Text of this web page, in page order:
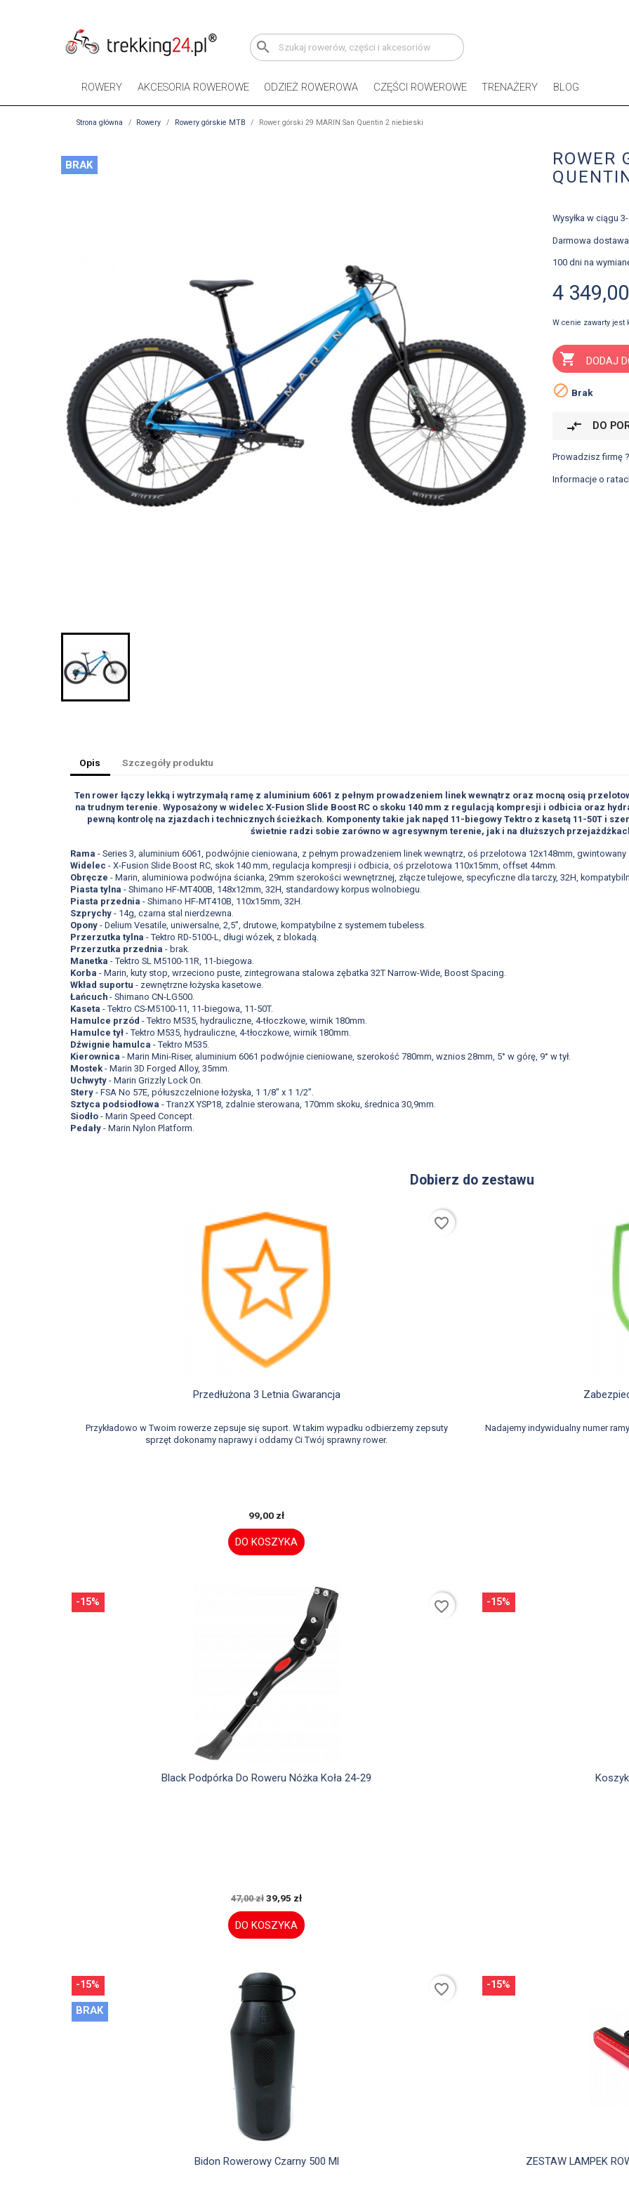
search
ROWERY AKCESORIA ROWEROWE ODZIEŻ ROWEROWA CZĘŚCI ROWEROWE TRENAŻERY BLOG
Strona główna Rowery Rowery górskie MTB Rower górski 29 MARIN San Quentin 2 niebieski
BRAK
ROWER
Wysyłka w ciągu
Darmowa
100 dni na
4
W cenie zawarty jest
 DODAJ
 Brak
compare_arrows DO
Prowadzisz firmę
Informacje o
Opis Szczegóły produktu
Ten rower łączy lekką i wytrzymałą ramę z aluminium 6061 z pełnym prowadzeniem linek wewnątrz oraz mocną osią
na trudnym terenie. Wyposażony w widelec X-Fusion Slide Boost RC o skoku 140 mm z regulacją kompresji i odbicia oraz
pewną kontrolę na zjazdach i technicznych ścieżkach. Komponenty takie jak napęd 11-biegowy Tektro z kasetą 11-50T i
świetnie radzi sobie zarówno w agresywnym terenie, jak i na dłuższych
Rama - Series 3, aluminium 6061, podwójnie cieniowana, z pełnym prowadzeniem linek wewnątrz, oś przelotowa 12x148mm, gwintowany
Widelec - X-Fusion Slide Boost RC, skok 140 mm, regulacja kompresji i odbicia, oś przelotowa 110x15mm, offset 44mm.
Obręcze - Marin, aluminiowa podwójna ścianka, 29mm szerokości wewnętrznej, złącze tulejowe, specyficzne dla tarczy, 32H,
Piasta tylna - Shimano HF-MT400B, 148x12mm, 32H, standardowy korpus wolnobiegu.
Piasta przednia - Shimano HF-MT410B, 110x15mm, 32H.
Szprychy- 14g, czarna stal nierdzewna.
Opony- Delium Vesatile, uniwersalne, 2,5”, drutowe, kompatybilne z systemem tubeless.
Przerzutka tylna - Tektro RD-5100-L, długi wózek, z blokadą.
Przerzutka przednia - brak.
Manetka - Tektro SL M5100-11R, 11-biegowa.
Korba - Marin, kuty stop, wrzeciono puste, zintegrowana stalowa zębatka 32T Narrow-Wide, Boost Spacing.
Wkład suportu - zewnętrzne łożyska kasetowe.
Łańcuch- Shimano CN-LG500.
Kaseta - Tektro CS-M5100-11, 11-biegowa, 11-50T.
Hamulce przód - Tektro M535, hydrauliczne, 4-tłoczkowe, wirnik 180mm.
Hamulce tył- Tektro M535, hydrauliczne, 4-tłoczkowe, wirnik 180mm.
Dźwignie hamulca - Tektro M535.
Kierownica - Marin Mini-Riser, aluminium 6061 podwójnie cieniowane, szerokość 780mm, wznios 28mm, 5° w górę, 9° w tył.
Mostek- Marin 3D Forged Alloy, 35mm.
Uchwyty- Marin Grizzly Lock On.
Stery- FSA No 57E, półuszczelnione łożyska, 1 1/8" x 1 1/2”.
Sztyca podsiodłowa - TranzX YSP18, zdalnie sterowana, 170mm skoku, średnica 30,9mm.
Siodło- Marin Speed Concept.
Pedały- Marin Nylon Platform.
Dobierz do zestawu
Szybki podgląd
Przedłużona 3 Letnia Gwarancja
Przykładowo w Twoim rowerze zepsuje się suport. W takim wypadku odbierzemy zepsuty
sprzęt dokonamy naprawy i oddamy Ci Twój sprawny rower.
99,00 zł
DO KOSZYKA
favorite_border
Nadajemy indywidualny numer
Szybki podgląd
Black Podpórka Do Roweru Nóżka Koła 24-29
47,00 zł 39,95 zł
DO KOSZYKA
-15% favorite_border -15%
Szybki podgląd
Bidon Rowerowy Czarny 500 Ml
-15%
BRAK
favorite_border
ZESTAW LAMPEK
-15%